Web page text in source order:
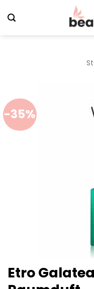
Inhalt
-35%
Etro